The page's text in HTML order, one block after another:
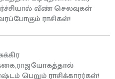
வீண் செலவுகள்
ராசிகள்!
பெறும் ராசிக்காரர்கள்!